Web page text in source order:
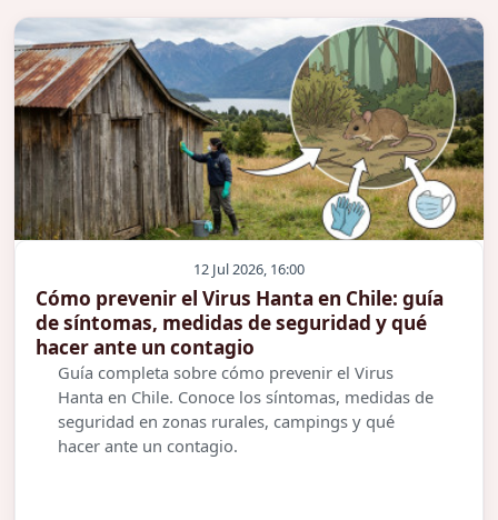
12 Jul 2026, 16:00
Cómo prevenir el Virus Hanta en Chile: guía
de síntomas, medidas de seguridad y qué
hacer ante un contagio
Guía completa sobre cómo prevenir el Virus
Hanta en Chile. Conoce los síntomas, medidas de
seguridad en zonas rurales, campings y qué
hacer ante un contagio.